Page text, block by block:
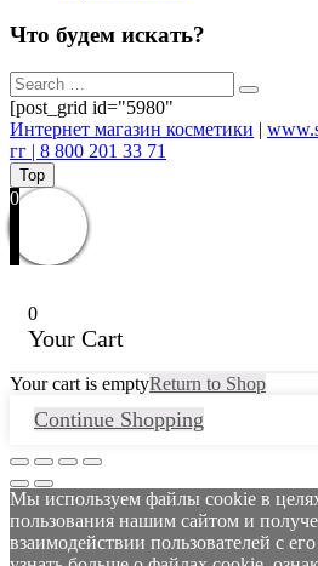
Что будем искать?
[post_grid id="5980"
Интернет магазин косметики |
гг | 8 800 201 33 71
Top
0
0
Your Cart
Your cart is emptyReturn to Shop
Continue Shopping
Мы используем файлы cookie в
пользования нашим сайтом и
взаимодействии пользователей с